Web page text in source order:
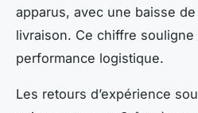
apparus, avec une baisse
livraison. Ce chiffre souligne
performance logistique.
Les retours d’expérience